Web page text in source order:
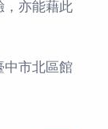
，亦能藉此
中市北區館